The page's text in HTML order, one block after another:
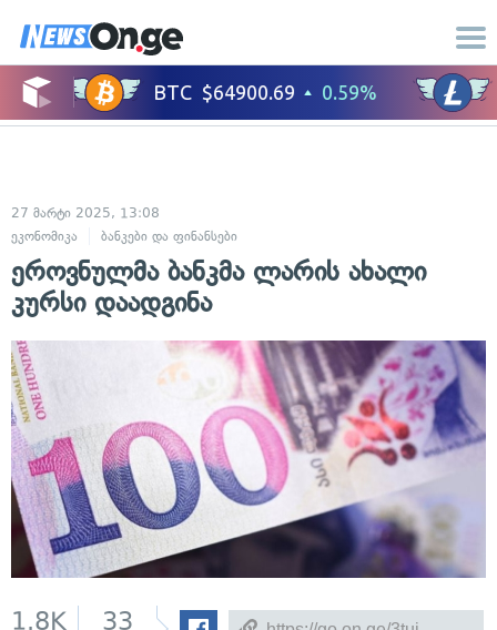
27 მარტი 2025, 13:08
ეკონომიკა
ბანკები და ფინანსები
ეროვნულმა ბანკმა ლარის ახალი
კურსი დაადგინა
1.8K 33